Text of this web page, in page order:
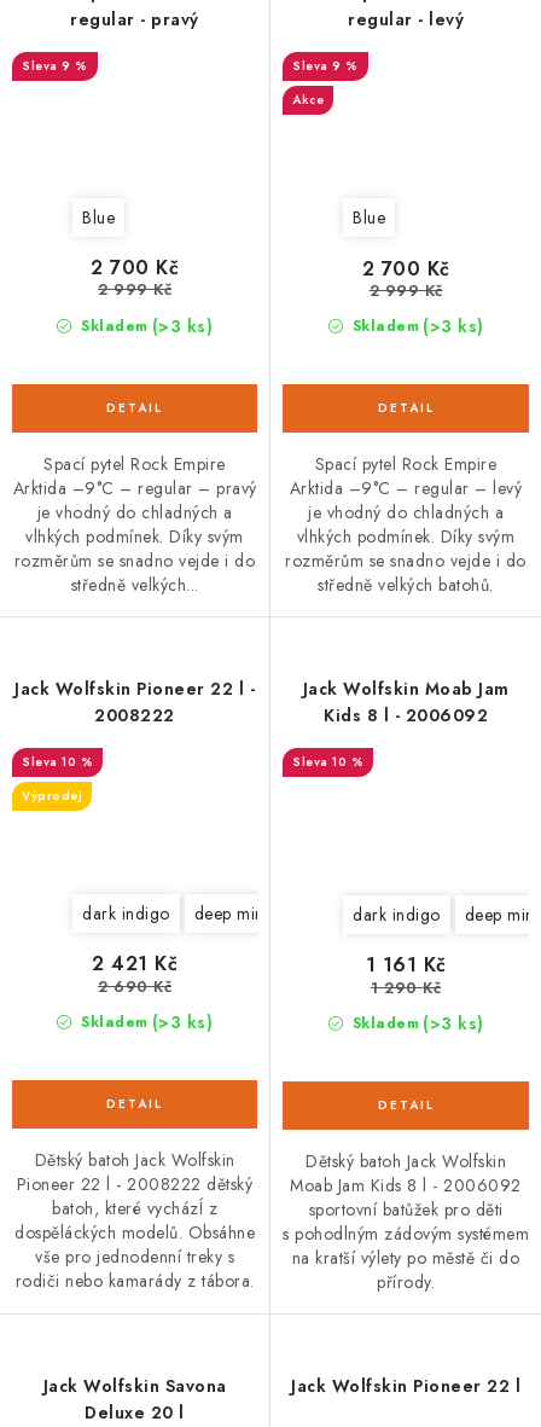
regular - pravý
9 %
Blue
Skladem (>3 ks)
2 700 Kč
2 999 Kč
Spací pytel Rock Empire
Arktida –9°C – regular – pravý
je vhodný do chladných a
vlhkých podmínek. Díky svým
rozměrům se snadno vejde i do
středně velkých...
regular - levý
9 %
Akce
Blue
Skladem (>3 ks)
2 700 Kč
2 999 Kč
Spací pytel Rock Empire
Arktida –9°C – regular – levý
je vhodný do chladných a
vlhkých podmínek. Díky svým
rozměrům se snadno vejde i do
středně velkých batohů.
Jack Wolfskin Pioneer 22 l -
2008222
10 %
Výprodej
dark indigo deep mint
Skladem (>3 ks)
2 421 Kč
2 690 Kč
Dětský batoh Jack Wolfskin
Pioneer 22 l - 2008222 dětský
batoh, které vycházÍ z
dospěláckých modelů. Obsáhne
vše pro jednodenní treky s
rodiči nebo kamarády z tábora.
Jack Wolfskin Moab Jam
Kids 8 l - 2006092
10 %
dark indigo deep mint
Skladem (>3 ks)
1 161 Kč
1 290 Kč
Dětský batoh Jack Wolfskin
Moab Jam Kids 8 l - 2006092
sportovní batůžek pro děti
s pohodlným zádovým systémem
na kratší výlety po městě či do
přírody.
Jack Wolfskin Savona
Deluxe 20 l
Jack Wolfskin Pioneer 22 l